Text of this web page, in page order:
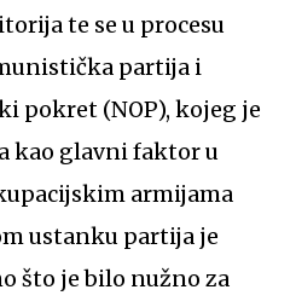
te se u procesu
partija i
pokret (NOP), kojeg je
kao glavni faktor u
armijama
ustanku partija je
što je bilo nužno za